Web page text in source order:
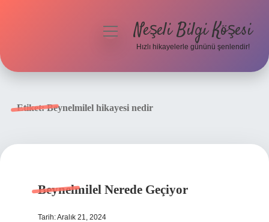
menüyüNeşeli Bilgi Köşesi
Hızlı hikayelerle gününü şenlendir!
Etiket:Beynelmilel hikayesi nedir
Beynelmilel Nerede Geçiyor
Tarih: Aralık 21, 2024